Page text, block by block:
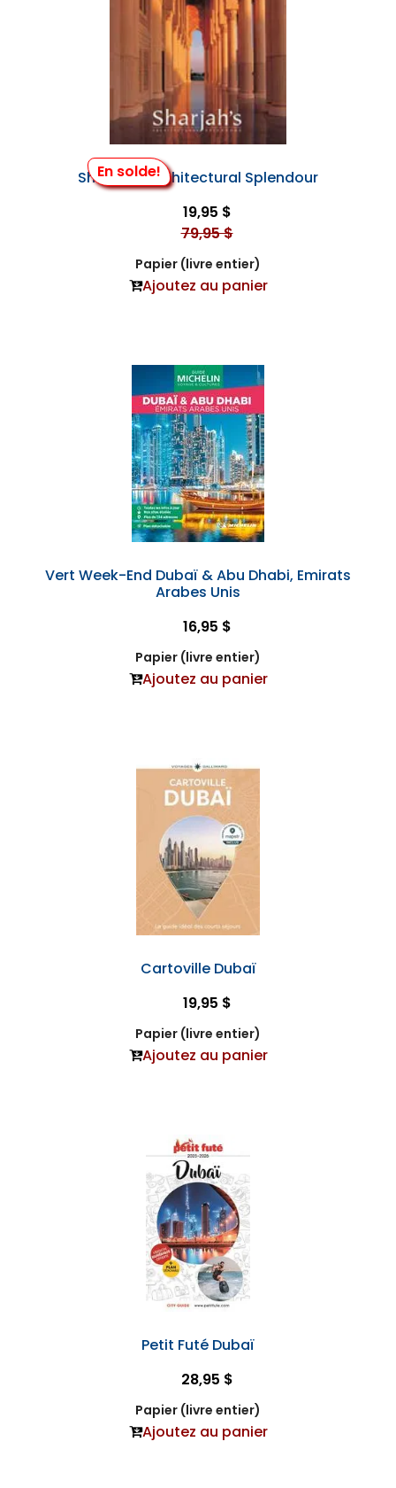
En solde!
Sharjah's Architectural Splendour
19,95 $
79,95 $
Papier (livre entier)
Ajoutez au panier
Vert Week-End Dubaï & Abu Dhabi, Emirats
Arabes Unis
16,95 $
Papier (livre entier)
Ajoutez au panier
Cartoville Dubaï
19,95 $
Papier (livre entier)
Ajoutez au panier
Petit Futé Dubaï
28,95 $
Papier (livre entier)
Ajoutez au panier